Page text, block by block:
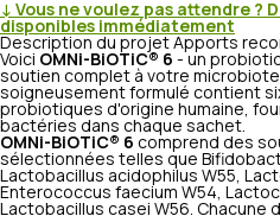
↓ Vous ne voulez pas attendre ?
disponibles immédiatement
Description du projet Apports
Voici OMNi-BiOTiC® 6 - un
soutien complet à votre
soigneusement formulé contient
probiotiques d'origine humaine,
bactéries dans chaque sachet.
OMNi-BiOTiC® 6 comprend des
sélectionnées telles que
Lactobacillus acidophilus W55
Enterococcus faecium W54
Lactobacillus casei W56 . Chacune